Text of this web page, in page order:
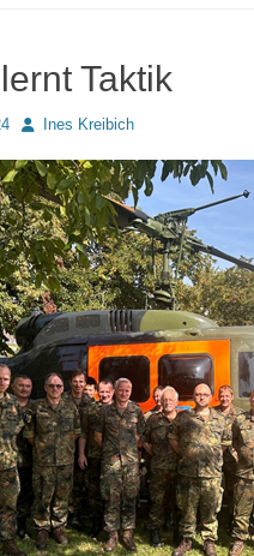
Taktik
AutorInes Kreibich